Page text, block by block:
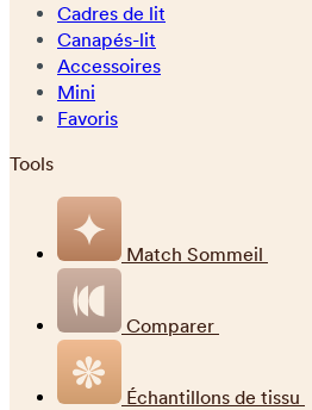
Cadres de lit
Canapés-lit
Accessoires
Mini
Favoris
Tools
Match Sommeil
Comparer
Échantillons de tissu